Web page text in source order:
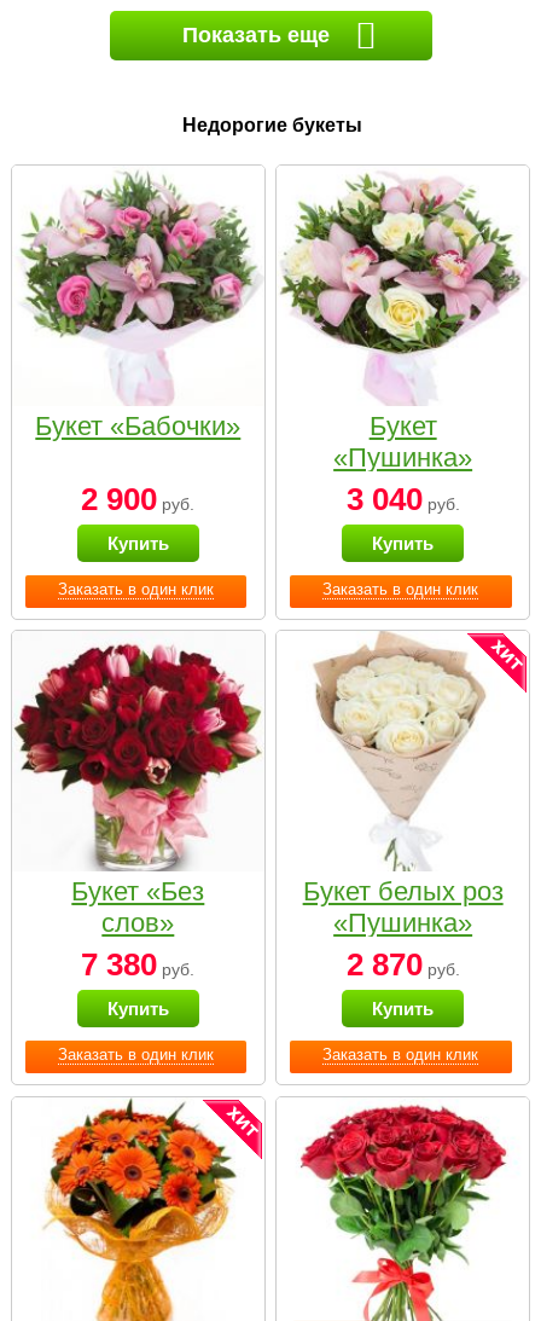
Показать еще
Недорогие букеты
Заказать в один клик
Букет «Бабочки»
2 900 руб.
Купить
Заказать в один клик
Букет
«Пушинка»
3 040руб.
Купить
Заказать в один клик
Букет «Без
слов»
7 380 руб.
Купить
Заказать в один клик
Букет белых роз
«Пушинка»
2 870руб.
Купить